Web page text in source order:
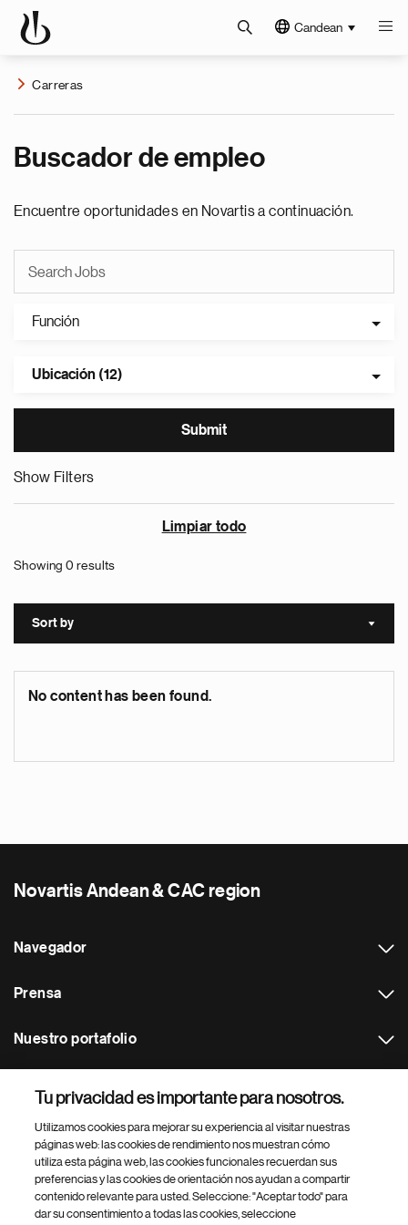
Candean
Carreras
Buscador de empleo
Encuentre oportunidades en Novartis a continuación.
Función
Ubicación (12)
Show Filters
Limpiar todo
Showing 0 results
Sort by Sort
No content has been found.
Novartis Andean & CAC region
Navegador
Prensa
Nuestro portafolio
Footer Site Search
Tu privacidad es importante para nosotros.
Utilizamos cookies para mejorar su experiencia al visitar nuestras
páginas web: las cookies de rendimiento nos muestran cómo
utiliza esta página web, las cookies funcionales recuerdan sus
preferencias y las cookies de orientación nos ayudan a compartir
contenido relevante para usted. Seleccione: "Aceptar todo" para
dar su consentimiento a todas las cookies, seleccione